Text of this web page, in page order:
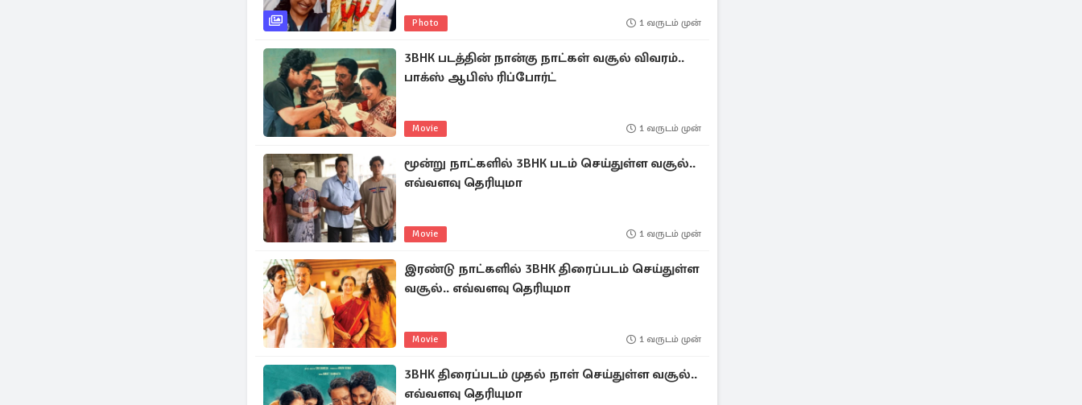
Photo 1 வருடம் முன்
3BHK படத்தின் நான்கு நாட்கள் வசூல் விவரம்..
பாக்ஸ் ஆபிஸ் ரிப்போர்ட்
Movie 1 வருடம் முன்
மூன்று நாட்களில் 3BHK படம் செய்துள்ள வசூல்..
எவ்வளவு தெரியுமா
Movie 1 வருடம் முன்
இரண்டு நாட்களில் 3BHK திரைப்படம் செய்துள்ள
வசூல்.. எவ்வளவு தெரியுமா
Movie 1 வருடம் முன்
3BHK திரைப்படம் முதல் நாள் செய்துள்ள வசூல்..
எவ்வளவு தெரியுமா